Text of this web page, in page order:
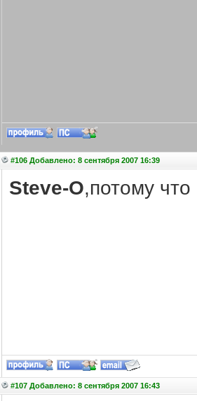
#106 Добавлено: 8 сентября 2007 16:39
Steve-O,потому
#107 Добавлено: 8 сентября 2007 16:43